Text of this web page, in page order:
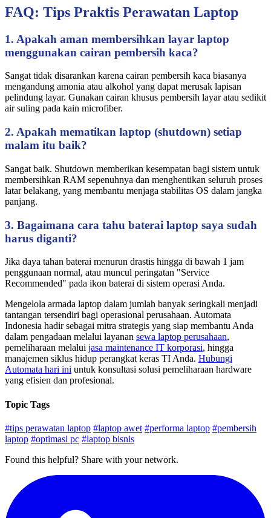
FAQ: Tips Praktis Perawatan Laptop
1. Apakah aman membersihkan layar laptop
menggunakan cairan pembersih kaca?
Sangat tidak disarankan karena cairan pembersih kaca biasanya
mengandung amonia atau alkohol yang dapat merusak lapisan
pelindung layar. Gunakan cairan khusus pembersih layar atau sedikit
air suling pada kain microfiber.
2. Apakah mematikan laptop (shutdown) setiap
malam itu baik?
Sangat baik. Shutdown memberikan kesempatan bagi sistem untuk
membersihkan RAM sepenuhnya dan menghentikan seluruh proses
latar belakang, yang membantu menjaga stabilitas OS dalam jangka
panjang.
3. Bagaimana cara tahu baterai laptop saya sudah
harus diganti?
Jika daya tahan baterai menurun drastis hingga di bawah 1 jam
penggunaan normal, atau muncul peringatan "Service
Recommended" pada ikon baterai di sistem operasi Anda.
Mengelola armada laptop dalam jumlah banyak seringkali menjadi
tantangan tersendiri bagi operasional perusahaan. Automata
Indonesia hadir sebagai mitra strategis yang siap membantu Anda
dalam pengadaan melalui layanan sewa laptop perusahaan,
pemeliharaan melalui jasa maintenance IT korporasi, hingga
manajemen siklus hidup perangkat keras TI Anda. Hubungi
Automata hari ini untuk konsultasi solusi pemeliharaan hardware
yang efisien dan profesional.
Topic Tags
#tips perawatan laptop #laptop awet #performa laptop #pembersih
laptop #optimasi pc #laptop bisnis
Found this helpful? Share with your network.